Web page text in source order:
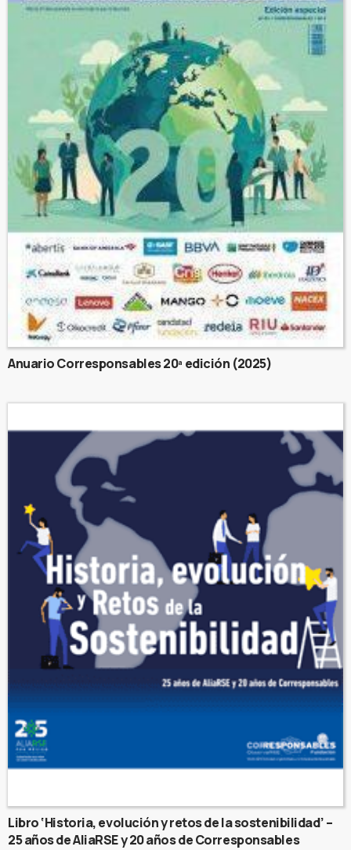
Anuario Corresponsables 20ª edición (2025)
Libro ‘Historia, evolución y retos de la sostenibilidad’ –
25 años de AliaRSE y 20 años de Corresponsables